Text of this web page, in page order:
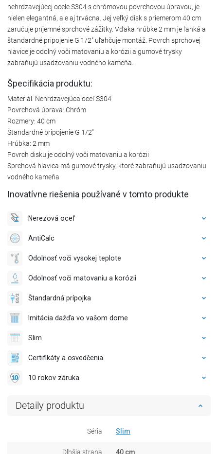
nehrdzavejúcej ocele S304 s chrómovou povrchovou úpravou, je
nielen elegantná, ale aj trvácna. Jej veľký disk s priemerom 40 cm
zaručuje príjemné sprchové zážitky. Vďaka hrúbke 2 mm je ľahká a
štandardné pripojenie G 1/2" uľahčuje montáž. Povrch sprchovej
hlavice je odolný voči matovaniu a korózii a gumové trysky
zabraňujú usadzovaniu vodného kameňa.
Špecifikácia produktu:
Materiál: Nehrdzavejúca oceľ S304
Povrchová úprava: Chróm
Rozmery: 40 cm
Štandardné pripojenie G 1/2"
Hrúbka: 2 mm
Povrch disku je odolný voči matovaniu a korózii
Sprchová hlavica má gumové trysky, ktoré zabraňujú usadzovaniu
vodného kameňa
Inovatívne riešenia používané v tomto produkte
Nerezová oceľ
AntiCalc
Odolnosť voči vysokej teplote
Odolnosť voči matovaniu a korózii
Štandardná prípojka
Imitácia dažďa vo vašom dome
Slim
Certifikáty a osvedčenia
10 rokov záruka
Detaily produktu
Séria Slim
Dlhšia strana 40 cm